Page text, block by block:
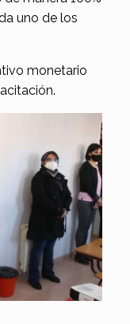
uno de los
monetario